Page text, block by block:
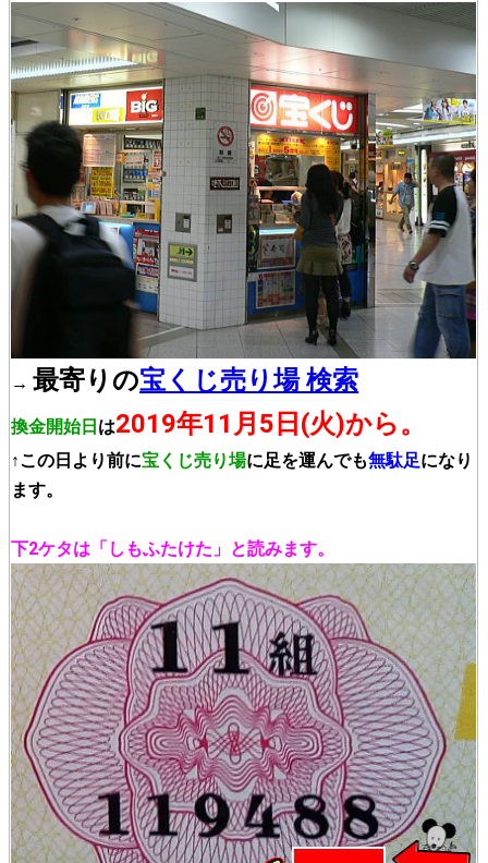
→最寄りの宝くじ売り場 検索
換金開始日 は2019年11月5日(火)から。
↑この日より前に宝くじ売り場に足を運んでも無駄足になり
ます。
下2ケタは「しもふたけた」と読みます。